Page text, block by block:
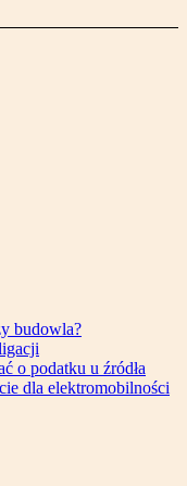
budowla?
o podatku u źródła
dla elektromobilności